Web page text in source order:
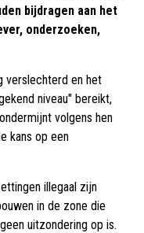
bijdragen aan het
onderzoeken,
verslechterd en het
niveau" bereikt,
volgens hen
kans op een
illegaal zijn
in de zone die
uitzondering op is.